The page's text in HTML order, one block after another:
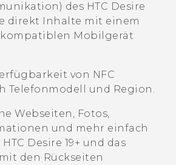
des HTC Desire
direkt Inhalte mit einem
kompatiblen Mobilgerät
von NFC
Telefonmodell und Region.
Webseiten, Fotos,
und mehr einfach
HTC Desire 19+‍ und das
den Rückseiten